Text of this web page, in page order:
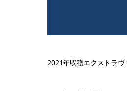
2021年収穫エクストラヴ